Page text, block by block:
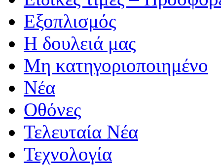
Εξοπλισμός
Η δουλειά μας
Μη κατηγοριοποιημένο
Νέα
Οθόνες
Τελευταία Νέα
Τεχνολογία